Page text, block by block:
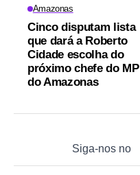
Amazonas
Cinco disputam lista
que dará a Roberto
Cidade escolha do
próximo chefe do MP
do Amazonas
Siga-nos no